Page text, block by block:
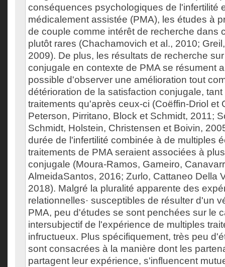
conséquences psychologiques de l'infertilité
médicalement assistée (PMA), les études à
de couple comme intérêt de recherche dans
plutôt rares (Chachamovich et al., 2010;
2009). De plus, les résultats de recherche
conjugale en contexte de PMA se résument
possible d'observer une amélioration tout
détérioration de la satisfaction conjugale,
traitements qu'après ceux-ci (Coëffin-Driol et
Peterson, Pirritano, Block et Schmidt, 2011;
Schmidt, Holstein, Christensen et Boivin,
durée de l'infertilité combinée à de multiples
traitements de PMA seraient associées à
conjugale (Moura-Ramos, Gameiro,
AlmeidaSantos, 2016; Zurlo, Cattaneo Della
2018). Malgré la pluralité apparente des
relationnelles· susceptibles de résulter d'un
PMA, peu d'études se sont penchées sur le
intersubjectif de l'expérience de multiples
infructueux. Plus spécifiquement, très peu
sont consacrées à la manière dont les
partagent leur expérience, s'influencent